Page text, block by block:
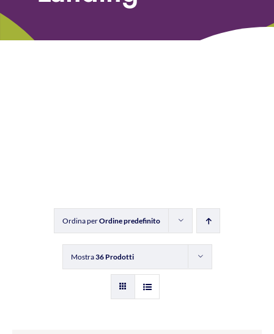
Fundraising Academy
Ordina perOrdine predefinito
Mostra36 Prodotti